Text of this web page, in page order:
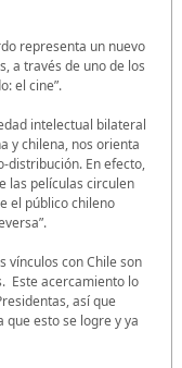
representa un nuevo
a través de uno de los
el cine”.
intelectual bilateral
y chilena, nos orienta
distribución. En efecto,
las películas circulen
el público chileno
vínculos con Chile son
Este acercamiento lo
así que
esto se logre y ya